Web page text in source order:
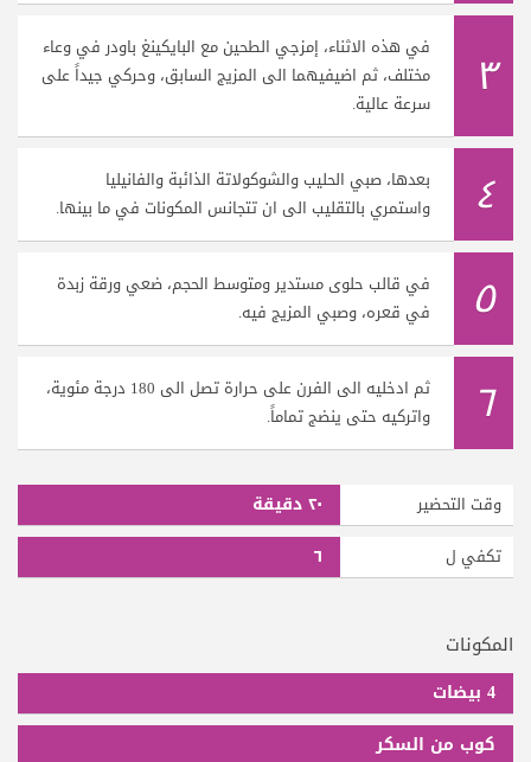
٣
في هذه الاثناء، إمزجي الطحين مع البايكينغ باودر في وعاء
مختلف، ثم اضيفيهما الى المزيج السابق، وحركي جيداً على
سرعة عالية.
٤
بعدها، صبي الحليب والشوكولاتة الذائبة والفانيليا
واستمري بالتقليب الى ان تتجانس المكونات في ما بينها.
٥
في قالب حلوى مستدير ومتوسط الحجم، ضعي ورقة زبدة
في قعره، وصبي المزيج فيه.
٦
ثم ادخليه الى الفرن على حرارة تصل الى 180 درجة مئوية،
واتركيه حتى ينضج تماماً.
وقت التحضير ٢٠ دقيقة
تكفي ل ٦
المكونات
4 بيضات
كوب من السكر